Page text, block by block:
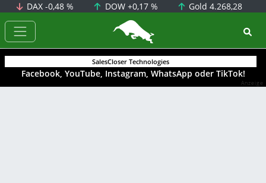
DAX-0,48 % DOW +0,17 % Gold4.268,28
BörsenNEWS.de
SalesCloser Technologies
Facebook, YouTube, Instagram, WhatsApp oder TikTok!
Anzeige